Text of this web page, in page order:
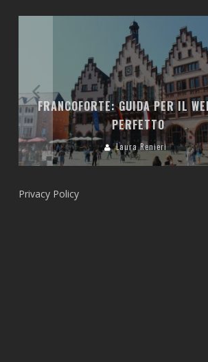
FRANCOFORTE: GUIDA PER IL
PERFETTO
Laura Renieri
Privacy Policy